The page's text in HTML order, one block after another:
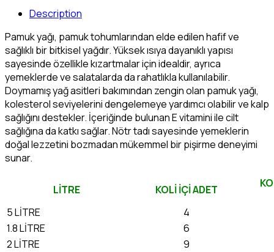
Description
Pamuk yağı, pamuk tohumlarından elde edilen hafif ve
sağlıklı bir bitkisel yağdır. Yüksek ısıya dayanıklı yapısı
sayesinde özellikle kızartmalar için idealdir, ayrıca
yemeklerde ve salatalarda da rahatlıkla kullanılabilir.
Doymamış yağ asitleri bakımından zengin olan pamuk yağı,
kolesterol seviyelerini dengelemeye yardımcı olabilir ve kalp
sağlığını destekler. İçeriğinde bulunan E vitamini ile cilt
sağlığına da katkı sağlar. Nötr tadı sayesinde yemeklerin
doğal lezzetini bozmadan mükemmel bir pişirme deneyimi
sunar.
LİTRE KOLİ İÇİ ADET
5 LİTRE
4
1.8 LİTRE
6
2 LİTRE
9